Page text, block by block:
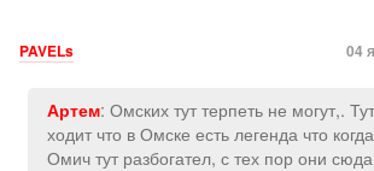
PAVELs 04
Артем: Омских тут терпеть не могут,.
ходит что в Омске есть легенда что
Омич тут разбогател, с тех пор они